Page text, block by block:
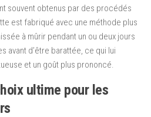
souvent obtenus par des procédés
est fabriqué avec une méthode plus
à mûrir pendant un ou deux jours
avant d’être barattée, ce qui lui
et un goût plus prononcé.
ultime pour les